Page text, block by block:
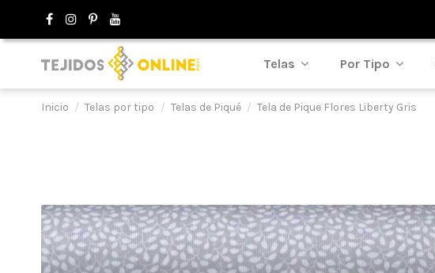
Telas Por Tipo
Inicio Telas por tipo Telas de Piqué Tela de Pique Flores Liberty Gris